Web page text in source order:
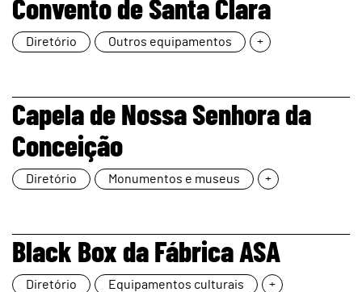
page
Convento de Santa Clara
Diretório Outros equipamentos +
page
Capela de Nossa Senhora da
Conceição
Diretório Monumentos e museus +
page
Black Box da Fábrica ASA
Diretório Equipamentos culturais +